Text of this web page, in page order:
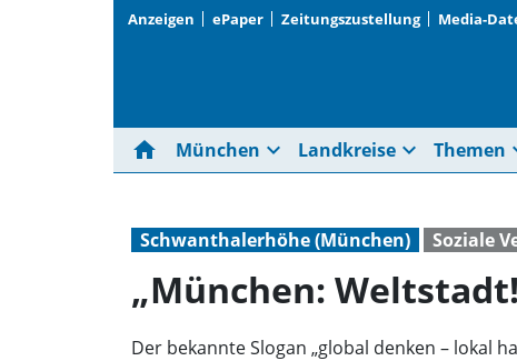
Anzeigen ePaper Zeitungszustellung Media-
home München expand_more Landkreise expand_more Themen
Schwanthalerhöhe (München) Soziale
„München:
Der bekannte Slogan „global denken – lokal